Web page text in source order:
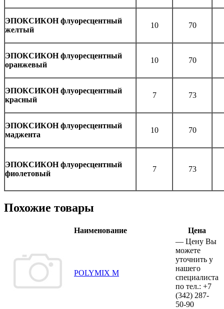
ЭПОКСИКОН флуоресцентный
желтый
10 70
ЭПОКСИКОН флуоресцентный
оранжевый
10 70
ЭПОКСИКОН флуоресцентный
красный
7 73
ЭПОКСИКОН флуоресцентный
маджента
10 70
ЭПОКСИКОН флуоресцентный
фиолетовый
7 73
Похожие товары
Наименование Цена
POLYMIX M
— Цену Вы
можете
уточнить у
нашего
специалиста
по тел.: +7
(342) 287-
50-90